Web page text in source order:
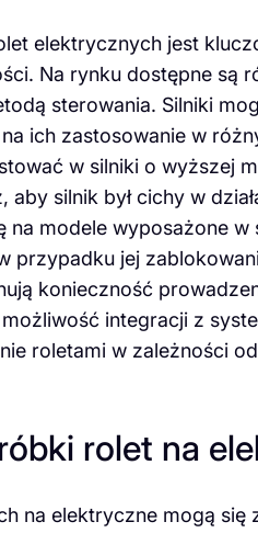
elektrycznych jest
Na rynku dostępne są
sterowania. Silniki
na ich zastosowanie w
w silniki o wyższej
silnik był cichy w
modele wyposażone
przypadku jej
konieczność
integracji z
roletami w zależności
rolet na
na elektryczne mogą się